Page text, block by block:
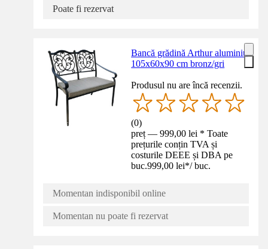
Poate fi rezervat
Bancă grădină Arthur aluminiu
105x60x90 cm bronz/gri
Produsul nu are încă recenzii.
(0)
preț — 999,00 lei * Toate
prețurile conțin TVA și
costurile DEEE și DBA pe
buc.999,00 lei*/ buc.
Momentan indisponibil online
Momentan nu poate fi rezervat